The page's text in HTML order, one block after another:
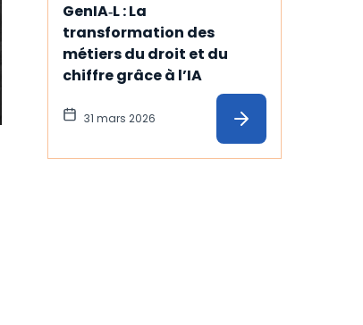
GenIA‑L : La
transformation des
métiers du droit et du
chiffre grâce à l’IA
31 mars 2026